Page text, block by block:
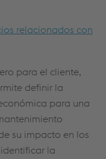
relacionados con
para el cliente,
definir la
para una
su impacto en los
identificar la